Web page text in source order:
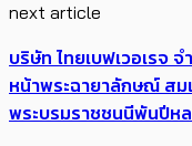
next article
บริษัท ไทยเบฟเวอเรจ
หน้าพระฉายาลักษณ์ สม
พระบรมราชชนนีพันปีห